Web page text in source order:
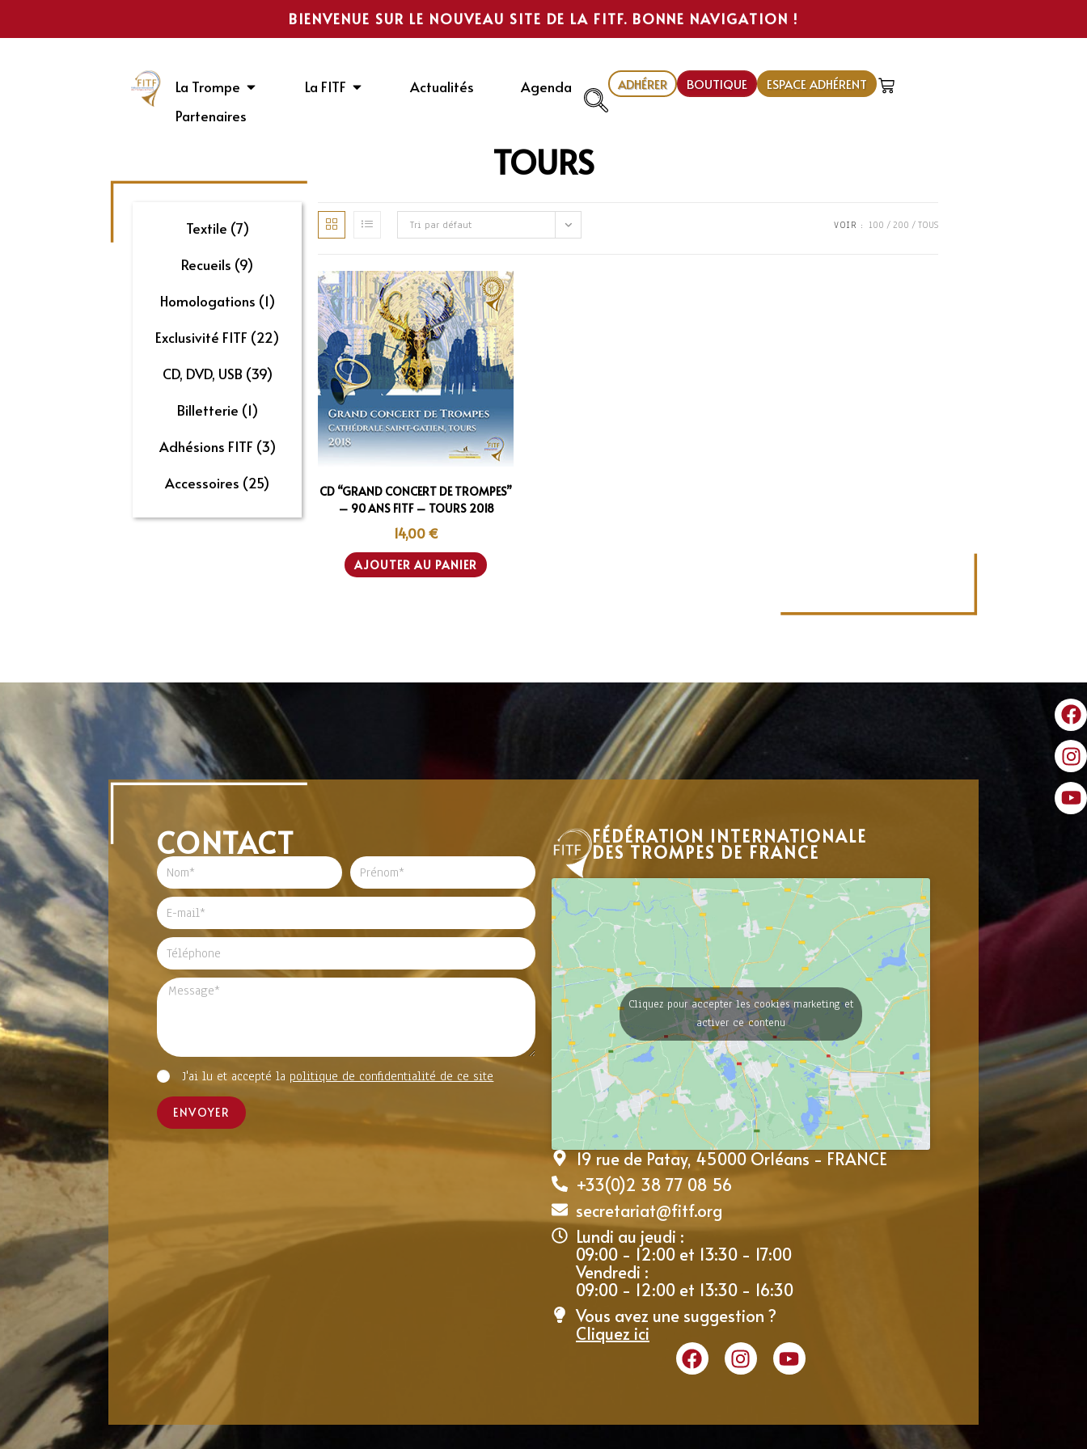
BIENVENUE SUR LE NOUVEAU SITE DE LA FITF. BONNE NAVIGATION !
La Trompe La FITF Actualités
Agenda
Partenaires
ADHÉRER BOUTIQUE ESPACE ADHÉRENT
TOURS
Textile (7)
Recueils (9)
Homologations (1)
Exclusivité FITF (22)
CD, DVD, USB (39)
Billetterie (1)
Adhésions FITF (3)
Accessoires (25)
Tri par défaut VOIR : 100 200 TOUS
CD “GRAND CONCERT DE TROMPES”
– 90 ANS FITF – TOURS 2018
14,00€
AJOUTER AU PANIER
CONTACT
J'ai lu et accepté la politique de confidentialité de ce site
ENVOYER
FÉDÉRATION INTERNATIONALE
DES TROMPES DE FRANCE
Cliquez pour accepter les cookies marketing et
activer ce contenu
19 rue de Patay, 45000 Orléans - FRANCE
+33(0)2 38 77 08 56
secretariat@fitf.org
Lundi au jeudi :
09:00 - 12:00 et 13:30 - 17:00
Vendredi :
09:00 - 12:00 et 13:30 - 16:30
Vous avez une suggestion ?
Cliquez ici